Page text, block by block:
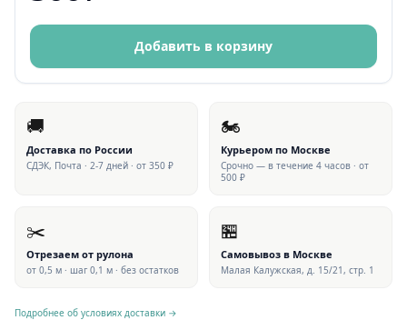
Добавить в корзину
🚚
Доставка по России
СДЭК, Почта · 2-7 дней · от 350 ₽
🏍
Курьером по Москве
Срочно — в течение 4 часов · от
500 ₽
✂️
Отрезаем от рулона
от 0,5 м · шаг 0,1 м · без остатков
🏪
Самовывоз в Москве
Малая Калужская, д. 15/21, стр. 1
Подробнее об условиях доставки →